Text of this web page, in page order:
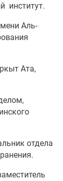
институт.
Аль-
Ата,
отдела